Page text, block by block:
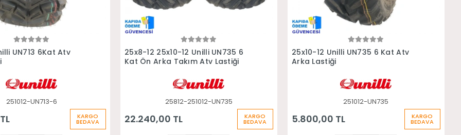
Sepete Ekle
UN713 6Kat Atv
251012-UN713-6
KARGO
BEDAVA
Sepete Ekle
25x8-12 25x10-12 Unilli UN735 6
Kat Ön Arka Takım Atv Lastiği
25812-251012-UN735
22.240,00 TL KARGO
BEDAVA
Sepete Ekle
25x10-12 Unilli UN735 6 Kat Atv
Arka Lastiği
251012-UN735
5.800,00 TL KARGO
BEDAVA